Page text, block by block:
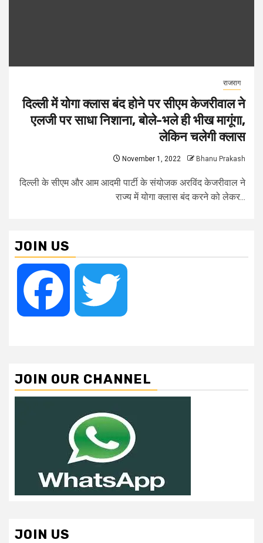
राजराग
दिल्ली में योगा क्लास बंद होने पर सीएम केजरीवाल ने
एलजी पर साधा निशाना, बोले-भले ही भीख मागूंगा,
लेकिन चलेगी क्लास
November 1, 2022 Bhanu Prakash
दिल्ली के सीएम और आम आदमी पार्टी के संयोजक अरविंद केजरीवाल ने
राज्य में योगा क्लास बंद करने को लेकर...
JOIN US
Facebook
JOIN OUR CHANNEL
JOIN US